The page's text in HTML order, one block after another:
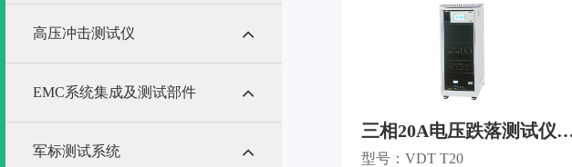
高压冲击测试仪
EMC系统集成及测试部件
军标测试系统
设备、直流电源、工控装置、基站设
备、医用仪器、机载电气产品等各类
直流供电设备。
三相20A电压跌落测试仪
VDT T20
型号：VDT T20